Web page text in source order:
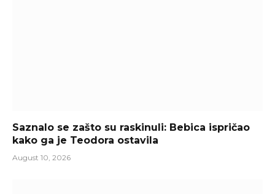
Saznalo se zašto su raskinuli: Bebica ispričao
kako ga je Teodora ostavila
August 10, 2026